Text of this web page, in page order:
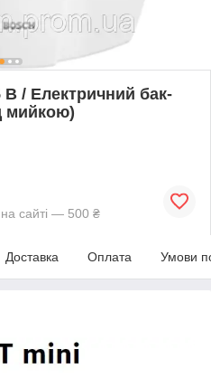
B / Електричний бак-
мийкою)
сайті — 500 ₴
Доставка Оплата Умови